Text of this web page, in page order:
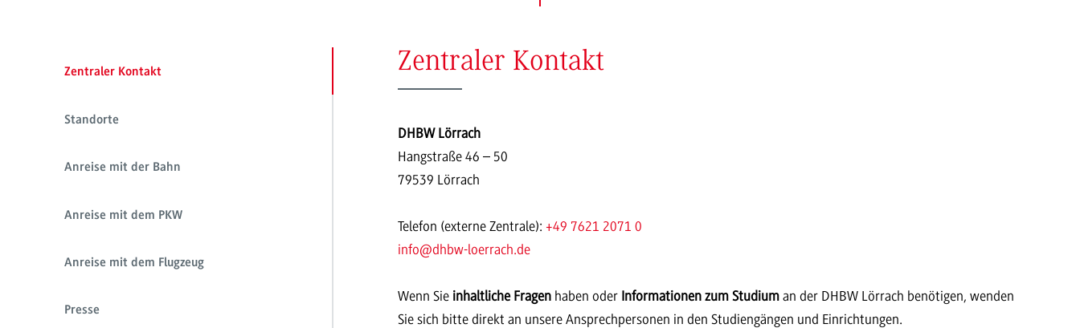
Zentraler Kontakt
Standorte
Anreise mit der Bahn
Anreise mit dem PKW
Anreise mit dem Flugzeug
Presse
Zentraler Kontakt
DHBW Lörrach
Hangstraße 46 – 50
79539 Lörrach
Telefon (externe Zentrale): +49 7621 2071 0
info@dhbw-loerrach.de
Wenn Sie inhaltliche Fragen haben oder Informationen zum Studium an der DHBW Lörrach benötigen, wenden
Sie sich bitte direkt an unsere Ansprechpersonen in den Studiengängen und Einrichtungen.